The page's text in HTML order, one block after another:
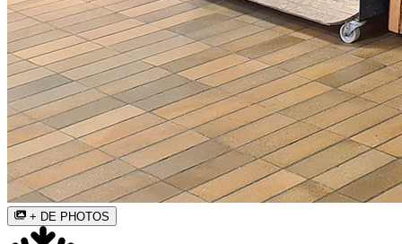
+ DE PHOTOS